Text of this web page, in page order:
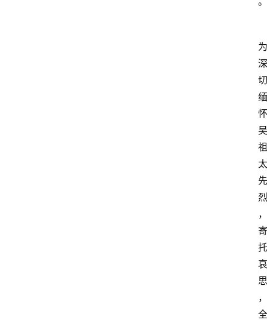
为
深
切
缅
怀
吴
祖
太
先
烈
，
寄
托
哀
思
，
全